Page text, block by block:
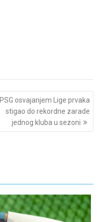
PSG osvajanjem Lige prvaka
stigao do rekordne zarade
jednog kluba u sezoni